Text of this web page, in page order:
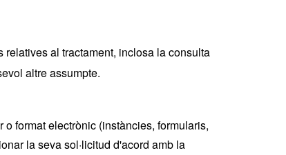
al tractament, inclosa la consulta
altre assumpte.
format electrònic (instàncies, formularis,
la seva sol·licitud d'acord amb la